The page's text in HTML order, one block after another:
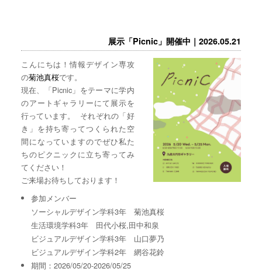
展示「Picnic」開催中｜2026.05.21
こんにちは！情報デザイン専攻
の菊池真桜です。
現在、「Picnic」をテーマに学内
のアートギャラリーにて展示を
行っています。 それぞれの「好
き」を持ち寄ってつくられた空
間になっていますのでぜひ私た
ちのピクニックに立ち寄ってみ
てください！
ご来場お待ちしております！
参加メンバー
ソーシャルデザイン学科3年 菊池真桜
生活環境学科3年 田代小桜,田中和泉
ビジュアルデザイン学科3年 山口夢乃
ビジュアルデザイン学科2年 網谷花鈴
期間：2026/05/20-2026/05/25